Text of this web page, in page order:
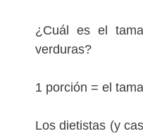
¿Cuál es el
verduras?
1 porción = el
Los dietistas (y